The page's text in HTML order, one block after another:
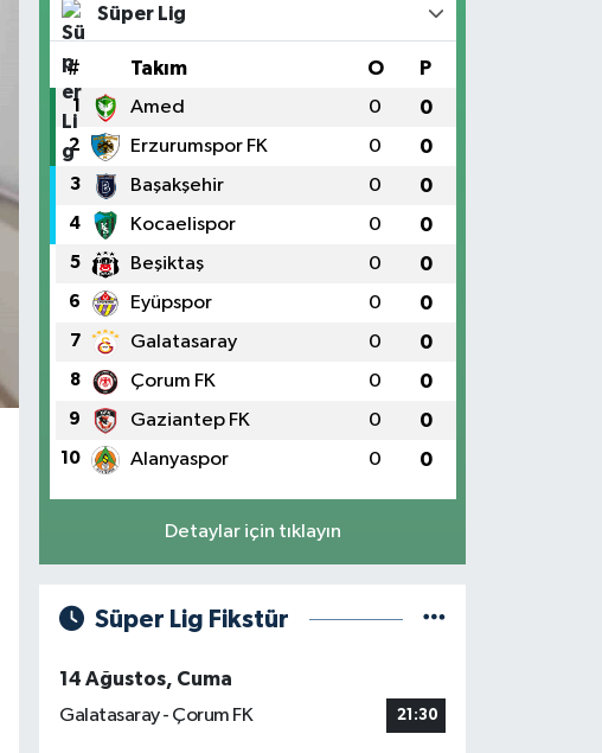
Süper Lig
# Takım O P
1 Amed 0 0
2 Erzurumspor FK 0 0
3 Başakşehir 0 0
4 Kocaelispor 0 0
5 Beşiktaş 0 0
6 Eyüpspor 0 0
7 Galatasaray 0 0
8 Çorum FK 0 0
9 Gaziantep FK 0 0
10 Alanyaspor 0 0
Detaylar için tıklayın
Süper Lig Fikstür
14 Ağustos, Cuma
Galatasaray - Çorum FK
21:30